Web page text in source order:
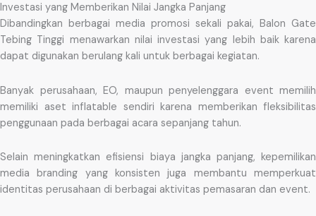
Investasi yang Memberikan Nilai Jangka Panjang
Dibandingkan berbagai media promosi sekali pakai, Balon Gate
Tebing Tinggi menawarkan nilai investasi yang lebih baik karena
dapat digunakan berulang kali untuk berbagai kegiatan.
Banyak perusahaan, EO, maupun penyelenggara event memilih
memiliki aset inflatable sendiri karena memberikan fleksibilitas
penggunaan pada berbagai acara sepanjang tahun.
Selain meningkatkan efisiensi biaya jangka panjang, kepemilikan
media branding yang konsisten juga membantu memperkuat
identitas perusahaan di berbagai aktivitas pemasaran dan event.